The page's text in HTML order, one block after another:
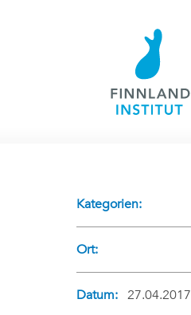
Kategorien:
Ort:
Datum: 27.04.2017